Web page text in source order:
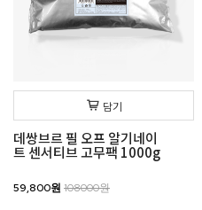
담기
데쌍브르 필 오프 알기네이
트 센서티브 고무팩 1000g
59,800원 108000원